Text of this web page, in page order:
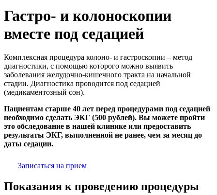
Гастро- и колоноскопии
вместе под седацией
Комплексная процедура колоно- и гастроскопии – метод
диагностики, с помощью которого можно выявить
заболевания желудочно-кишечного тракта на начальной
стадии. Диагностика проводится под седацией
(медикаментозный сон).
Пациентам старше 40 лет перед процедурами под седацией
необходимо сделать ЭКГ (500 рублей). Вы можете пройти
это обследование в нашей клинике или предоставить
результаты ЭКГ, выполненной не ранее, чем за месяц до
даты седации.
Записаться на прием
Показания к проведению процедуры